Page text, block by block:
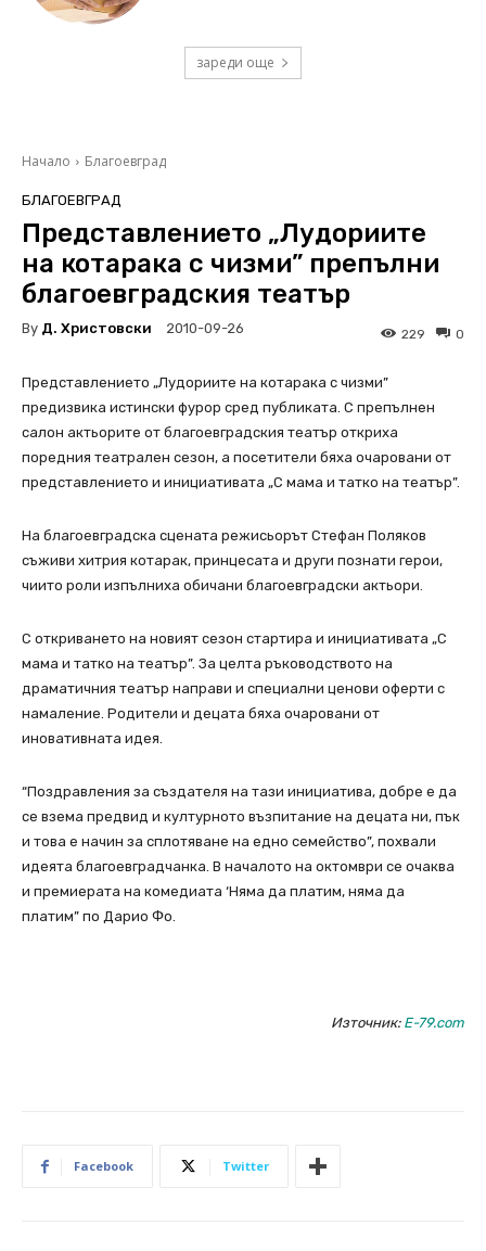
зареди още